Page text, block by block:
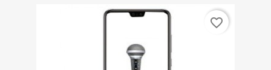
favorite_border